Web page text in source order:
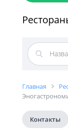
Главная
Контакты